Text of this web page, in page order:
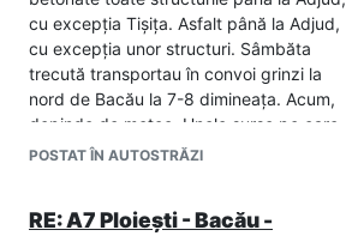
cu excepția Tișița. Asfalt până la Adjud,
cu excepția unor structuri. Sâmbăta
trecută transportau în convoi grinzi la
nord de Bacău la 7-8 dimineața. Acum,
depinde de meteo. Unele surse pe care
le urmăresc dau temperaturi negative
precipitare, mai bine nu. Oricum dai în
POSTAT ÎN AUTOSTRĂZI
RE: A7 Ploiești - Bacău -